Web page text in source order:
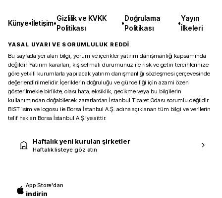
Künye•İletişim•
Gizlilik ve KVKK
Politikası
•
Doğrulama
Politikası
•
Yayın
İlkeleri
YASAL UYARI VE SORUMLULUK REDDİ
Bu sayfada yer alan bilgi, yorum ve içerikler yatırım danışmanlığı kapsamında
değildir. Yatırım kararları, kişisel mali durumunuz ile risk ve getiri tercihlerinize
göre yetkili kurumlarla yapılacak yatırım danışmanlığı sözleşmesi çerçevesinde
değerlendirilmelidir. İçeriklerin doğruluğu ve güncelliği için azami özen
gösterilmekle birlikte, olası hata, eksiklik, gecikme veya bu bilgilerin
kullanımından doğabilecek zararlardan İstanbul Ticaret Odası sorumlu değildir.
BIST isim ve logosu ile Borsa İstanbul A.Ş. adına açıklanan tüm bilgi ve verilerin
telif hakları Borsa İstanbul A.Ş.’ye aittir.
Haftalık yeni kurulan şirketler
Haftalık listeye göz atın
App Store'dan
indirin